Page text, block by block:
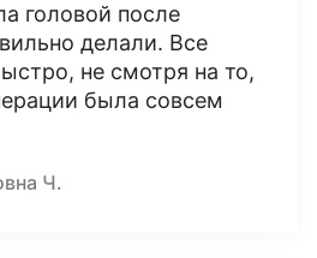
головой после
делали. Все
не смотря на то,
была совсем
Ч.